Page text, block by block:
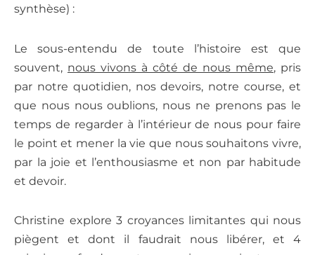
synthèse) :
Le sous-entendu de toute l’histoire est que
souvent, nous vivons à côté de nous même, pris
par notre quotidien, nos devoirs, notre course, et
que nous nous oublions, nous ne prenons pas le
temps de regarder à l’intérieur de nous pour faire
le point et mener la vie que nous souhaitons vivre,
par la joie et l’enthousiasme et non par habitude
et devoir.
Christine explore 3 croyances limitantes qui nous
piègent et dont il faudrait nous libérer, et 4